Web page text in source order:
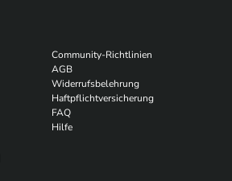
Community-Richtlinien
AGB
Widerrufsbelehrung
Haftpflichtversicherung
FAQ
Hilfe